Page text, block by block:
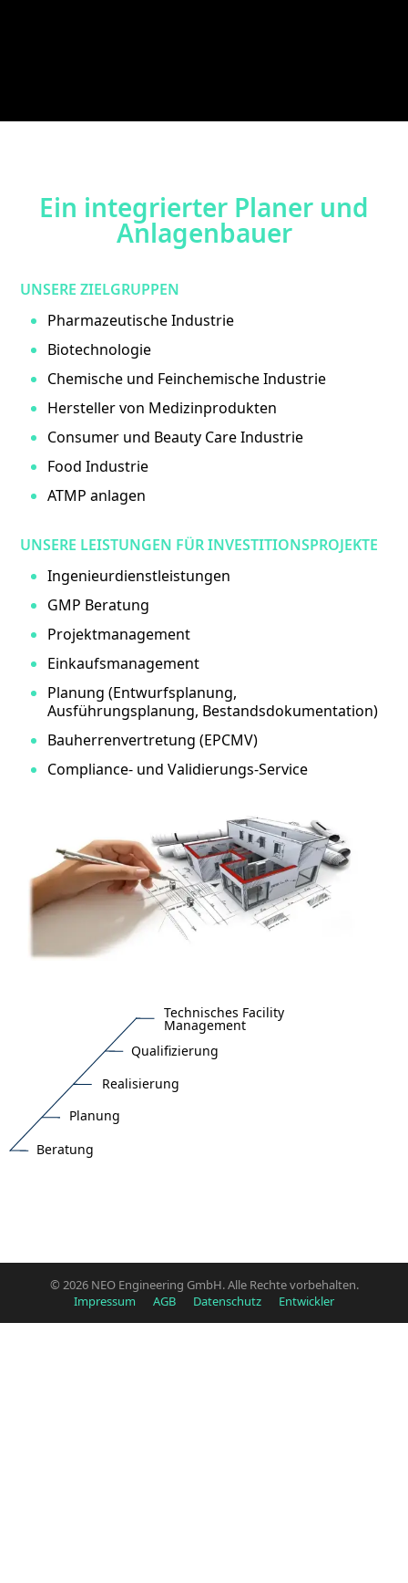
Ein integrierter Planer und
Anlagenbauer
UNSERE ZIELGRUPPEN
Pharmazeutische Industrie
Biotechnologie
Chemische und Feinchemische Industrie
Hersteller von Medizinprodukten
Consumer und Beauty Care Industrie
Food Industrie
ATMP anlagen
UNSERE LEISTUNGEN FÜR INVESTITIONSPROJEKTE
Ingenieurdienstleistungen
GMP Beratung
Projektmanagement
Einkaufsmanagement
Planung (Entwurfsplanung,
Ausführungsplanung, Bestandsdokumentation)
Bauherrenvertretung (EPCMV)
Compliance- und Validierungs-Service
Beratung
Planung
Realisierung
Qualifizierung
Technisches Facility
Management
© 2026 NEO Engineering GmbH. Alle Rechte vorbehalten.
Impressum
AGB Datenschutz Entwickler